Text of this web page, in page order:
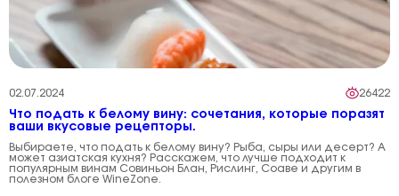
02.07.2024 26422
Что подать к белому вину: сочетания, которые поразят
ваши вкусовые рецепторы.
Выбираете, что подать к белому вину? Рыба, сыры или десерт? А
может азиатская кухня? Расскажем, что лучше подходит к
популярным винам Совиньон Блан, Рислинг, Соаве и другим в
полезном блоге WineZone.